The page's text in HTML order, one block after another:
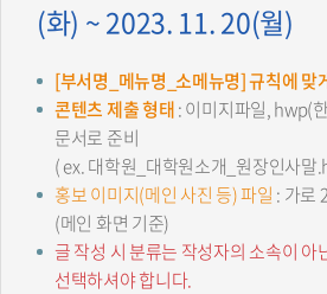
(화) ~ 2023. 11. 20(월)
[부서명_메뉴명_소메뉴명] 규칙에 맞
콘텐츠 제출 형태: 이미지파일, hwp(
문서로 준비
( ex. 대학원_대학원소개_원장인사말
홍보 이미지(메인 사진 등) 파일 : 가로
(메인 화면 기준)
글 작성 시 분류는 작성자의 소속이 아
선택하셔야 합니다.